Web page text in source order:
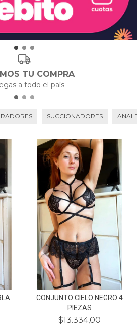
TU COMPRA
a todo el país
SUCCIONADORES
CONJUNTO CIELO NEGRO 4
PIEZAS
$13.334,00